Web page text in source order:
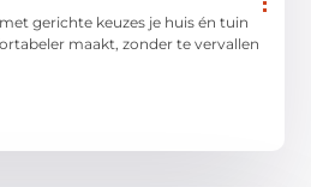
gerichte keuzes je huis én tuin
maakt, zonder te vervallen